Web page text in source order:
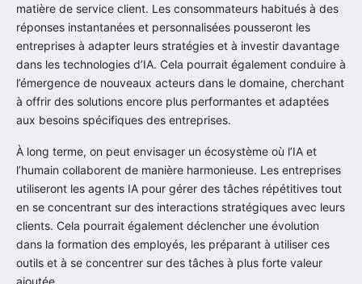
matière de service client. Les consommateurs habitués à des
réponses instantanées et personnalisées pousseront les
entreprises à adapter leurs stratégies et à investir davantage
dans les technologies d’IA. Cela pourrait également conduire à
l’émergence de nouveaux acteurs dans le domaine, cherchant
à offrir des solutions encore plus performantes et adaptées
aux besoins spécifiques des entreprises.
À long terme, on peut envisager un écosystème où l’IA et
l’humain collaborent de manière harmonieuse. Les entreprises
utiliseront les agents IA pour gérer des tâches répétitives tout
en se concentrant sur des interactions stratégiques avec leurs
clients. Cela pourrait également déclencher une évolution
dans la formation des employés, les préparant à utiliser ces
outils et à se concentrer sur des tâches à plus forte valeur
ajoutée.